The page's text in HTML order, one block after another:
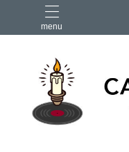
menu
2026大港開唱 RSD